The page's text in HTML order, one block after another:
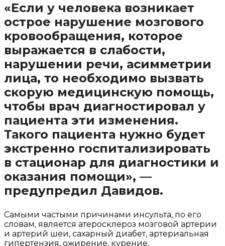
«Если у человека возникает
острое нарушение мозгового
кровообращения, которое
выражается в слабости,
нарушении речи, асимметрии
лица, то необходимо вызвать
скорую медицинскую помощь,
чтобы врач диагностировал у
пациента эти изменения.
Такого пациента нужно будет
экстренно госпитализировать
в стационар для диагностики и
оказания помощи», —
предупредил Давидов.
Самыми частыми причинами инсульта, по его
словам, является атеросклероз мозговой артерии
и артерий шеи, сахарный диабет, артериальная
гипертензия, ожирение, курение,